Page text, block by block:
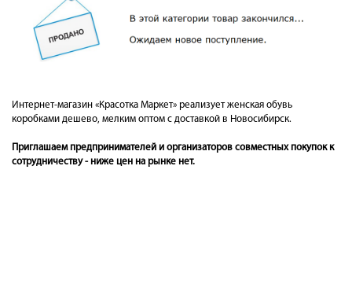
Интернет-магазин «Красотка Маркет» реализует женская обувь
коробками дешево, мелким оптом с доставкой в Новосибирск.
Приглашаем предпринимателей и организаторов совместных покупок к
сотрудничеству - ниже цен на рынке нет.